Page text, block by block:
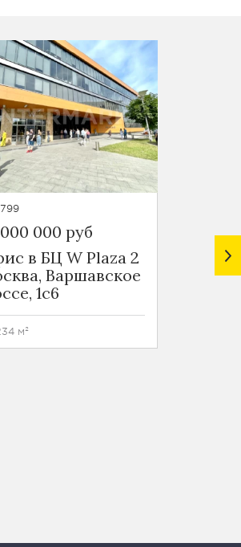
000 руб
в БЦ W Plaza 2
Варшавское
1с6
м²
68